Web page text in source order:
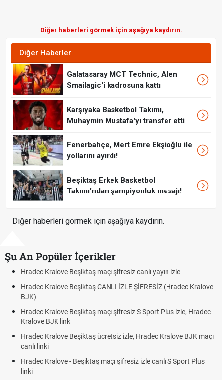
Diğer haberleri görmek için aşağıya kaydırın.
Diğer Haberler
Galatasaray MCT Technic, Alen
Smailagic'i kadrosuna kattı
Karşıyaka Basketbol Takımı,
Muhaymin Mustafa'yı transfer etti
Fenerbahçe, Mert Emre Ekşioğlu ile
yollarını ayırdı!
Beşiktaş Erkek Basketbol
Takımı'ndan şampiyonluk mesajı!
Diğer haberleri görmek için aşağıya kaydırın.
Şu An Popüler İçerikler
canlı yayın izle
ŞİFRESİZ (Hradec Kralove
S Sport Plus izle, Hradec
Hradec Kralove BJK maçı
izle canlı S Sport Plus
Hradec Kralove - Beşiktaş maçı
Hradec Kralove Beşiktaş maçı
Trivela Nedir? Trivela Vuruşu Nasıl
Plonjon Nedir? Kalecilikte Plonjon